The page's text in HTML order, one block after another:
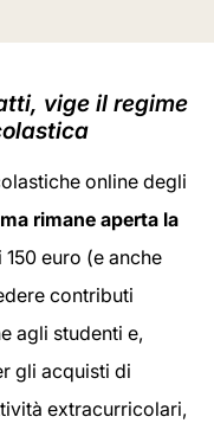
vige il regime
online degli
ma rimane aperta la
150 euro (e anche
contributi
agli studenti e,
gli acquisti di
extracurricolari,